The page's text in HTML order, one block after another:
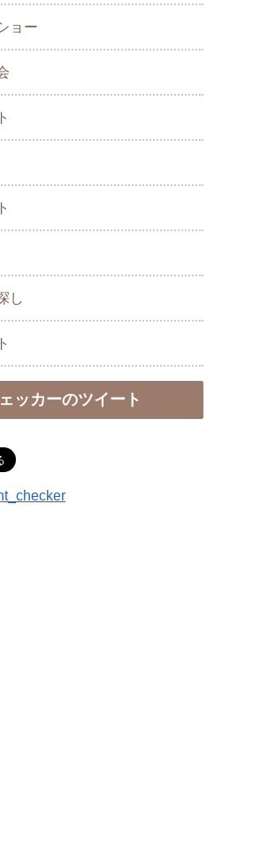
ョー
し
ッカーのツイート